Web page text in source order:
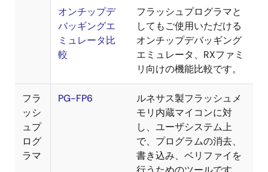
オンチップデ
バッギングエ
ミュレータ比
較
フラッシュプログラマと
してもご使用いただける
オンチップデバッギング
エミュレータ、RXファミ
リ向けの機能比較です。
フラ
ッシ
ュプ
ログ
ラマ
PG-FP6
ルネサス製フラッシュメ
モリ内蔵マイコンに対
し、ユーザシステム上
で、プログラムの消去、
書き込み、ベリファイを